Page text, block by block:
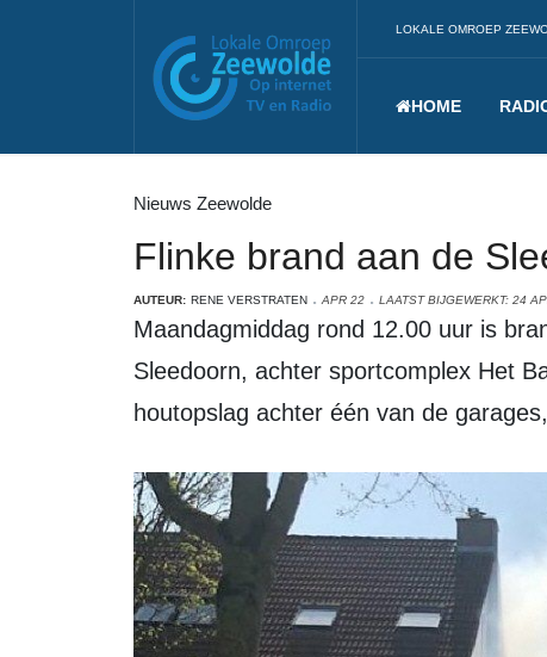
LOKALE OMROEP
HOME
Nieuws Zeewolde
Flinke brand aan de
AUTEUR: RENE VERSTRATEN APR 22 LAATST BIJGEWERKT: 24
Maandagmiddag rond 12.00 uur is brand uitgebroken bij een woning aan de
Sleedoorn, achter sportcomplex Het
houtopslag achter één van de